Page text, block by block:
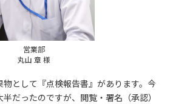
営業部
丸山 章 様
物として『点検報告書』があります。今
だったのですが、閲覧・署名（承認）